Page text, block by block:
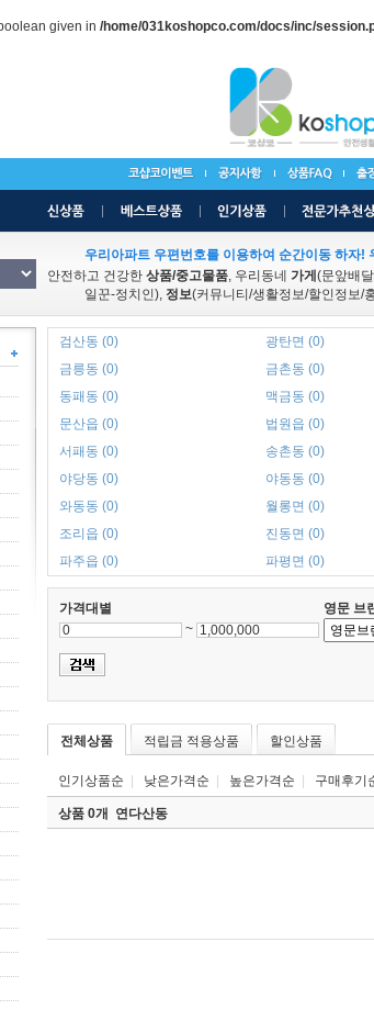
given in /home/031koshopco.com/docs/inc/
우리아파트 우편번호를 이용하여 순간이동 하자
안전하고 건강한 상품/중고물품, 우리동네 가게 (문앞배
일꾼-정치인), 정보(커뮤니티/생활정보/할인정보/
검산동 (0) 광탄면 (0)
금릉동 (0)
금촌동 (0)
동패동 (0)
맥금동 (0)
문산읍 (0)
법원읍 (0)
서패동 (0)
송촌동 (0)
야당동 (0)
야동동 (0)
와동동 (0)
월롱면 (0)
조리읍 (0)
진동면 (0)
파주읍 (0)
파평면 (0)
가격대별 영문 브
~
전체상품 적립금 적용상품 할인상품
인기상품순 낮은가격순 높은가격순 구매후기
상품 0개 연다산동